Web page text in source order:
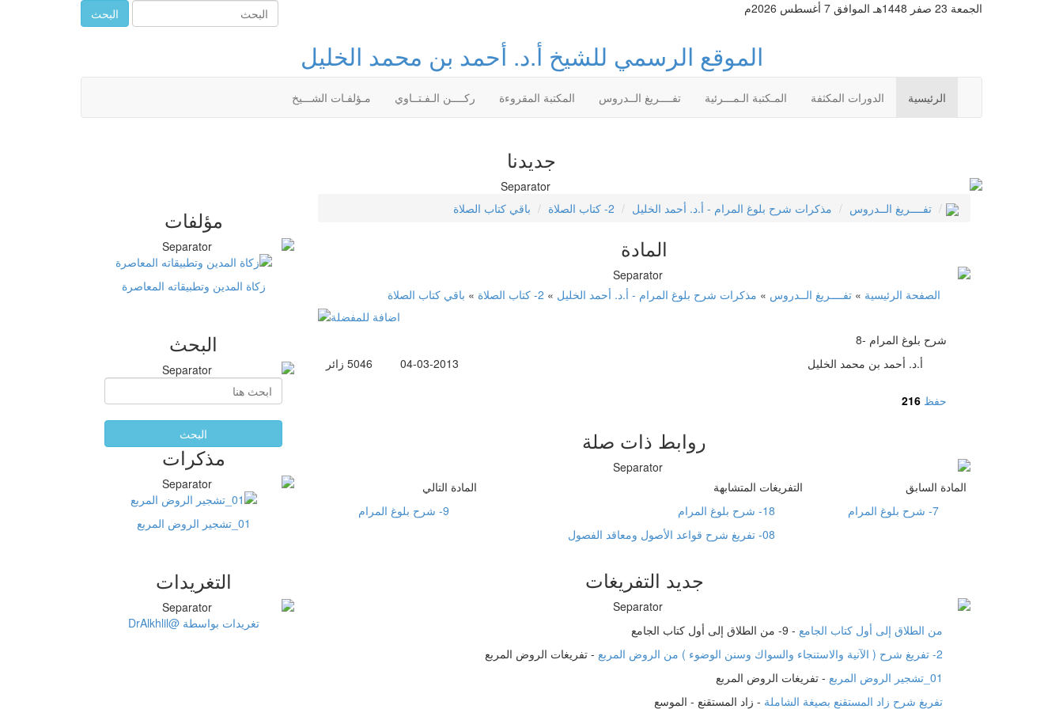
الجمعة 23 صفر 1448هـ الموافق 7 أغسطس 2026م البحث
الموقع الرسمي للشيخ أ.د. أحمد بن محمد الخليل
الرئيسية الدورات المكثفة المـكتبة الـمـــرئية تفــــريغ الــدروس المكتبة المقروءة ركــــن الـفـتــاوي مـؤلفـات الشـــيخ
جديدنا
تفــــريغ الــدروس مذكرات شرح بلوغ المرام - أ.د. أحمد الخليل 2- كتاب الصلاة باقي كتاب الصلاة
المادة
الصفحة الرئيسية » تفــــريغ الــدروس » مذكرات شرح بلوغ المرام - أ.د. أحمد الخليل » 2- كتاب الصلاة » باقي كتاب الصلاة
8- شرح بلوغ المرام
5046 زائر 04-03-2013 أ.د. أحمد بن محمد الخليل
حفظ 216
روابط ذات صلة
المادة السابق
7- شرح بلوغ المرام
التفريغات المتشابهة
18- شرح بلوغ المرام
08- تفريغ شرح قواعد الأصول ومعاقد الفصول
المادة التالي
9- شرح بلوغ المرام
جديد التفريغات
من الطلاق إلى أول كتاب الجامع - 9- من الطلاق إلى أول كتاب الجامع
2- تفريغ شرح ( الآنية والاستنجاء والسواك وسنن الوضوء ) من الروض المربع
- تفريغات الروض المربع
01_تشجير الروض المربع
- تفريغات الروض المربع
تفريغ شرح زاد المستقنع بصيغة الشاملة - زاد المستقنع - الموسع
مؤلفات
زكاة المدين وتطبيقاته المعاصرة
البحث
البحث
مذكرات
01_تشجير الروض المربع
التغريدات
تغريدات بواسطة @DrAlkhlil